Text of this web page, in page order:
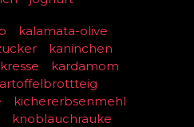
kalamata-olive
kaninchen
kardamom
kichererbsenmehl
knoblauchrauke